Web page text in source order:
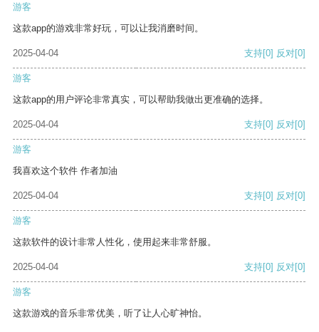
游客
这款app的游戏非常好玩，可以让我消磨时间。
2025-04-04 支持[0] 反对[0]
游客
这款app的用户评论非常真实，可以帮助我做出更准确的选择。
2025-04-04 支持[0] 反对[0]
游客
我喜欢这个软件 作者加油
2025-04-04 支持[0] 反对[0]
游客
这款软件的设计非常人性化，使用起来非常舒服。
2025-04-04 支持[0] 反对[0]
游客
这款游戏的音乐非常优美，听了让人心旷神怡。